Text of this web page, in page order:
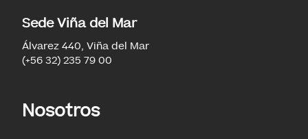
Sede Viña del Mar
Álvarez 440, Viña del Mar
(+56 32) 235 79 00
Nosotros